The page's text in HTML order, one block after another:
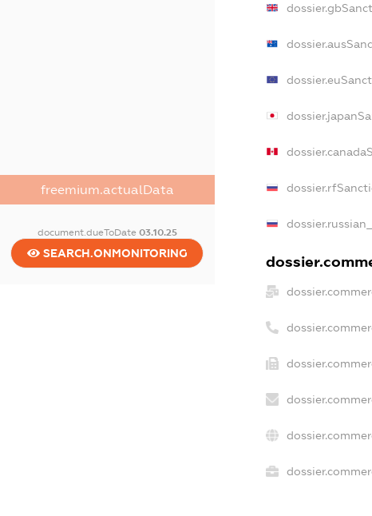
freemium.actualData
document.dueToDate 03.10.25
SEARCH.ONMONITORING